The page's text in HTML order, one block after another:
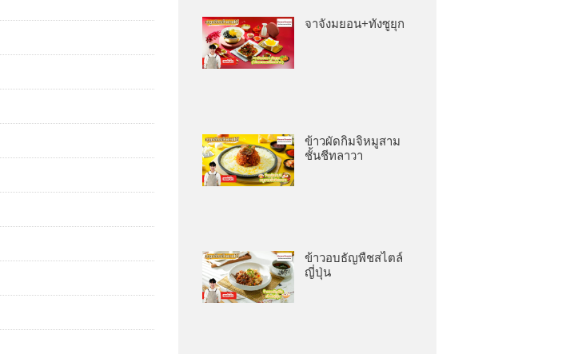
จาจังมยอน+ทังซูยุก
ข้าวผัดกิมจิหมูสาม
ชั้นชีทลาวา
ข้าวอบธัญพืชสไตล์
ญี่ปุ่น